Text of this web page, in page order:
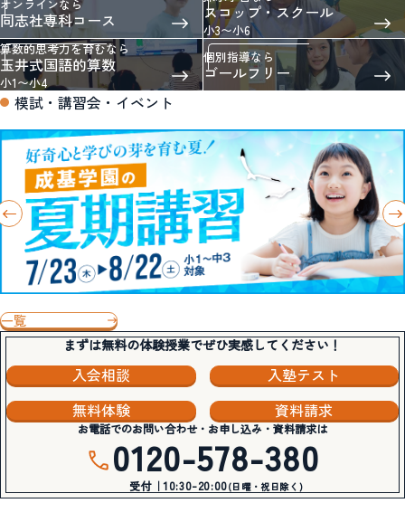
オンラインなら
同志社専科コース スコップ・スクール
小3〜小6
算数的思考力を育むなら
玉井式国語的算数
小1〜小4
個別指導なら
ゴールフリー
模試・講習会・イベント
一覧
まずは無料の体験授業でぜひ実感してください！
入会相談
入塾テスト
無料体験
資料請求
お電話でのお問い合わせ・お申し込み・資料請求は
0120-578-380
受付｜10:30-20:00(日曜・祝日除く)